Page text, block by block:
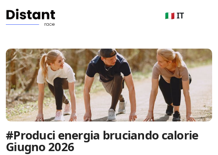
🇮🇹 IT
#Produci energia bruciando calorie
Giugno 2026